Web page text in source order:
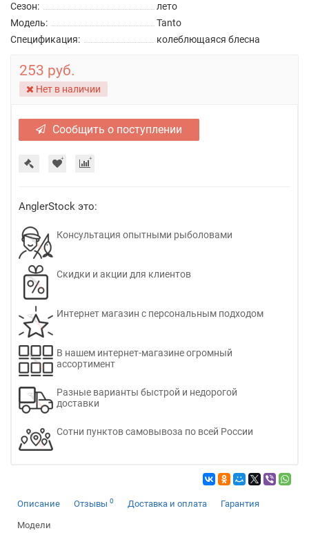
Сезон:
лето
Модель:
Tanto
Спецификация:
колеблющаяся блесна
253 руб.
Нет в наличии
Сообщить о поступлении
AnglerStock это:
Консультация опытными рыболовами
Скидки и акции для клиентов
Интернет магазин с персональным подходом
В нашем интернет-магазине огромный
ассортимент
Разные варианты быстрой и недорогой
доставки
Сотни пунктов самовывоза по всей России
Описание Отзывы 0 Доставка и оплата Гарантия
Модели